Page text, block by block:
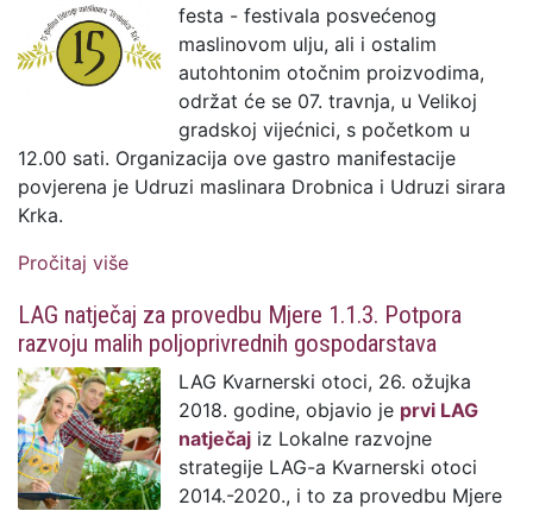
festa - festivala posvećenog
maslinovom ulju, ali i ostalim
autohtonim otočnim proizvodima,
održat će se 07. travnja, u Velikoj
gradskoj vijećnici, s početkom u
12.00 sati. Organizacija ove gastro manifestacije
povjerena je Udruzi maslinara Drobnica i Udruzi sirara
Krka.
Pročitaj više
LAG natječaj za provedbu Mjere 1.1.3. Potpora
razvoju malih poljoprivrednih gospodarstava
LAG Kvarnerski otoci, 26. ožujka
2018. godine, objavio je prvi LAG
natječaj iz Lokalne razvojne
strategije LAG-a Kvarnerski otoci
2014.-2020., i to za provedbu Mjere